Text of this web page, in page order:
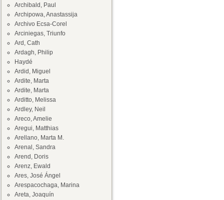
Archibald, Paul
Archipowa, Anastassija
Archivo Ecsa-Corel
Arciniegas, Triunfo
Ard, Cath
Ardagh, Philip
Haydé
Ardid, Miguel
Ardite, Marta
Ardite, Marta
Arditto, Melissa
Ardley, Neil
Areco, Amelie
Aregui, Matthias
Arellano, Marta M.
Arenal, Sandra
Arend, Doris
Arenz, Ewald
Ares, José Ángel
Arespacochaga, Marina
Areta, Joaquín